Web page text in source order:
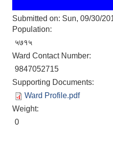
Submitted on: Sun, 09/30/
Population:
५७१५
Ward Contact Number:
9847052715
Supporting Documents:
Ward Profile.pdf
Weight:
0